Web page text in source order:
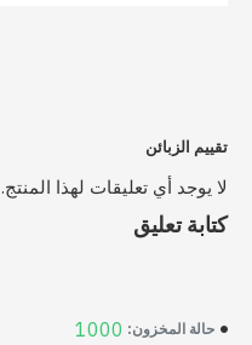
تقييم الزبائن
لا يوجد أي تعليقات لهذا المنتج.
كتابة تعليق
حالة المخزون: 1000